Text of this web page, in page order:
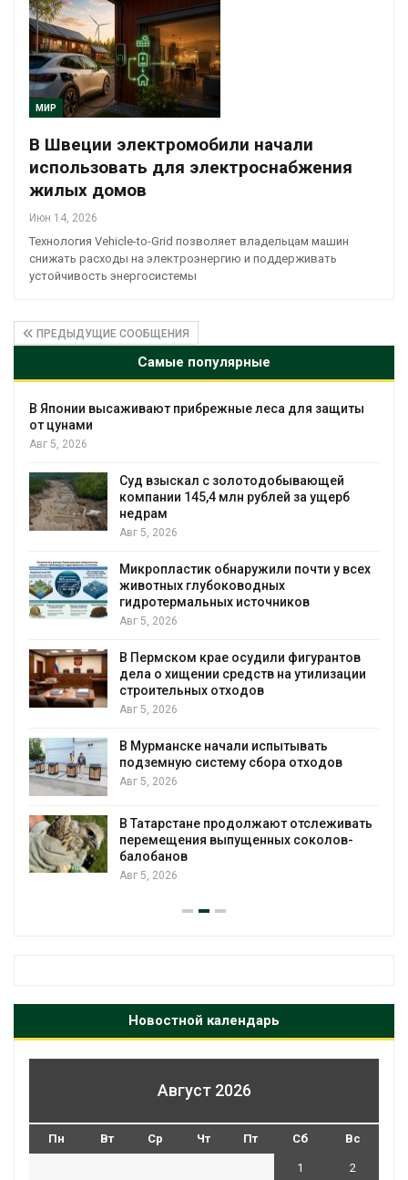
МИР
В Швеции электромобили начали
использовать для электроснабжения
жилых домов
Июн 14, 2026
Технология Vehicle-to-Grid позволяет владельцам машин
снижать расходы на электроэнергию и поддерживать
устойчивость энергосистемы
ПРЕДЫДУЩИЕ СООБЩЕНИЯ
Самые популярные
Минприроды утвердило единую систему
Спасённые от исчезновения крокодилы
всё чаще нападают на жителей
Малайзии
В России изменили правила защиты от
паводков, лесоустройства, рыболовства
и регистрации пестицидов
От спасения рек до цифровых экотроп:
определены финалисты Детского
экологического форума
Обратный разворот: Shell продаёт
европейские ВИЭ-активы и усиливает
Ливни и наводнения на юге Индии
Новостной календарь
Август 2026
Пн Вт Ср Чт Пт Сб Вс
1 2